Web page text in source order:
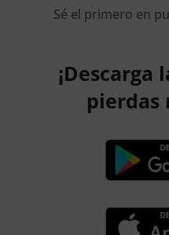
Sé el primero en
¡Descarga
pierdas